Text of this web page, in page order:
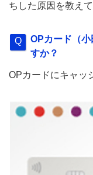
ちした原因を教えて
OPカード（
すか？
OPカードにキャッ